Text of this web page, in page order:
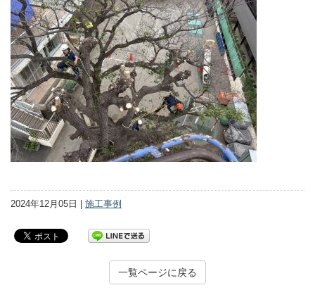
2024年12月05日 | 施工事例
一覧ページに戻る